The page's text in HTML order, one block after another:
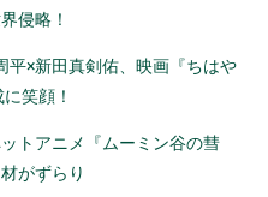
侵略！
平×新田真剣佑、映画『ちはや
笑顔！
トアニメ『ムーミン谷の彗
がずらり